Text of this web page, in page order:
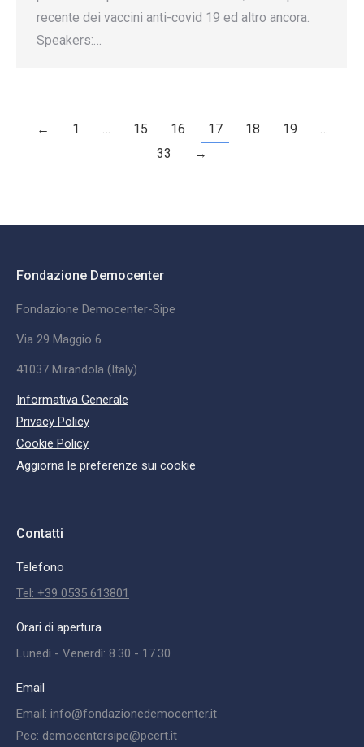
recente dei vaccini anti-covid 19 ed altro ancora.
Speakers:…
← 1 … 15 16 17 18 19
…
33
→
Fondazione Democenter
Fondazione Democenter-Sipe
Via 29 Maggio 6
41037 Mirandola (Italy)
Informativa Generale
Privacy Policy
Cookie Policy
Aggiorna le preferenze sui cookie
Contatti
Telefono
Tel: +39 0535 613801
Orari di apertura
Lunedì - Venerdì: 8.30 - 17.30
Email
Email: info@fondazionedemocenter.it
Pec: democentersipe@pcert.it